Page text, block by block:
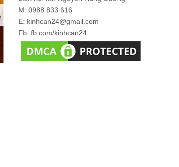
M: 0988 833 616
E: kinhcan24@gmail.com
Fb: fb.com/kinhcan24